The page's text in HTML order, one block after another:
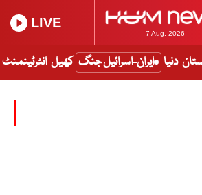
7 Aug, 2026
LIVE
دنیا ایران-اسرائیل جنگ کھیل انٹرٹینمنٹ